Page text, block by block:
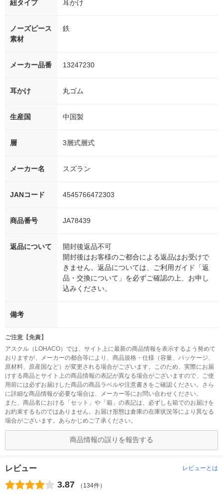
紐タイプ 耳かけ
ノーズピース
素材
鉄
メーカー品番 13247230
耳かけ 丸ゴム
生産国 中国製
層 3層式層式
メーカー名 スズラン
JANコード 4545766472303
商品番号 JA78439
返品について
開封後返品不可
開封後はお客様のご都合による返品はお受けで
きません。返品については、ご利用ガイド「返
品・交換について」を必ずご確認の上、お申し
込みください。
備考
ご注意【免責】
アスクル（LOHACO）では、サイト上に最新の商品情報を表示するよう努めて
おりますが、メーカーの都合等により、商品規格・仕様（容量、パッケージ、
原材料、原産国など）が変更される場合がございます。このため、実際にお届
けする商品とサイト上の商品情報の表記が異なる場合がございますので、ご使
用前には必ずお届けした商品の商品ラベルや注意書きをご確認ください。さら
に詳細な商品情報が必要な場合は、メーカー等にお問い合わせください。
また、商品名における「セット」や「箱」の表記は、必ずしも箱でのお届けを
お約束するものではありません。お届け形態は倉庫の在庫状況等により異なる
場合がございます。あらかじめご了承ください。
商品情報の誤りを報告する
レビュー レビューとは
3.87 （134件）